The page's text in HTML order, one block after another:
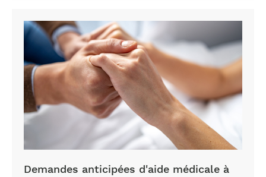
Demandes anticipées d'aide médicale à